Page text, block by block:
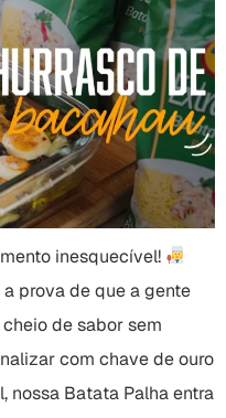
inesquecível!
prova de que a gente
de sabor sem
com chave de ouro
nossa Batata Palha entra